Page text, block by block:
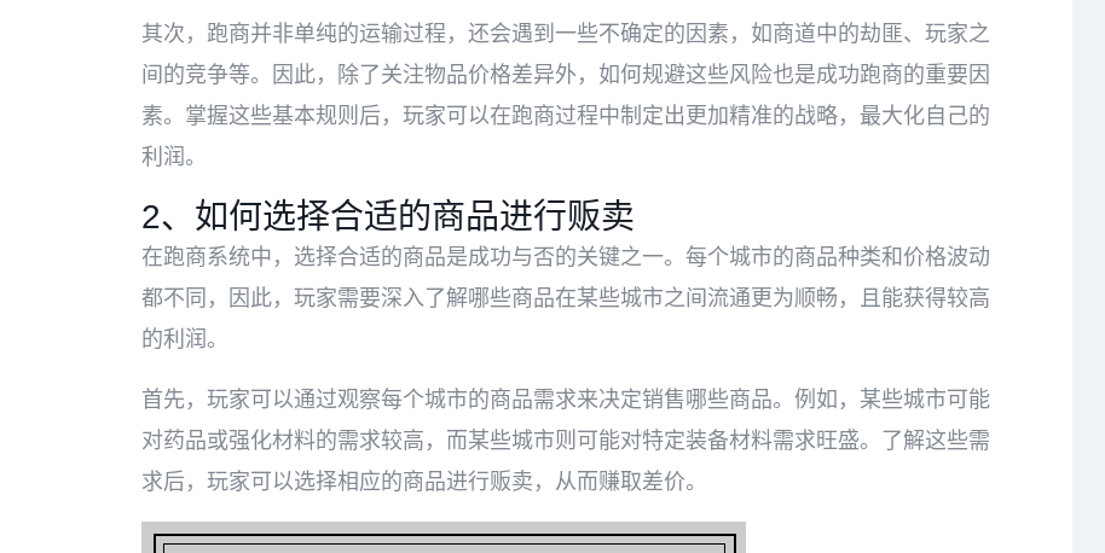
其次，跑商并非单纯的运输过程，还会遇到一些不确定的因素，如商道中的劫匪、玩家之
间的竞争等。因此，除了关注物品价格差异外，如何规避这些风险也是成功跑商的重要因
素。掌握这些基本规则后，玩家可以在跑商过程中制定出更加精准的战略，最大化自己的
利润。
2、如何选择合适的商品进行贩卖
在跑商系统中，选择合适的商品是成功与否的关键之一。每个城市的商品种类和价格波动
都不同，因此，玩家需要深入了解哪些商品在某些城市之间流通更为顺畅，且能获得较高
的利润。
首先，玩家可以通过观察每个城市的商品需求来决定销售哪些商品。例如，某些城市可能
对药品或强化材料的需求较高，而某些城市则可能对特定装备材料需求旺盛。了解这些需
求后，玩家可以选择相应的商品进行贩卖，从而赚取差价。